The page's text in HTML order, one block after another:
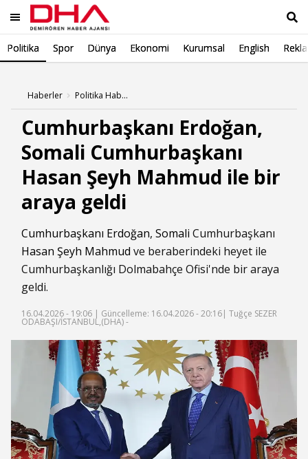
Politika Spor Dünya Ekonomi Kurumsal English
Haberler Politika Haberleri
Cumhurbaşkanı Erdoğan,
Somali Cumhurbaşkanı
Hasan Şeyh Mahmud ile bir
araya geldi
Cumhurbaşkanı Erdoğan, Somali Cumhurbaşkanı
Hasan Şeyh Mahmud ve beraberindeki heyet ile
Cumhurbaşkanlığı Dolmabahçe Ofisi'nde bir araya
geldi.
16.04.2026 - 19:06 | Güncelleme: 16.04.2026 - 20:16| Tuğçe SEZER
ODABAŞI/İSTANBUL,(DHA) -